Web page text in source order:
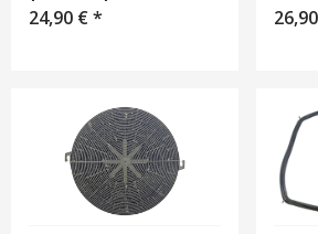
24,90 €*
26,90